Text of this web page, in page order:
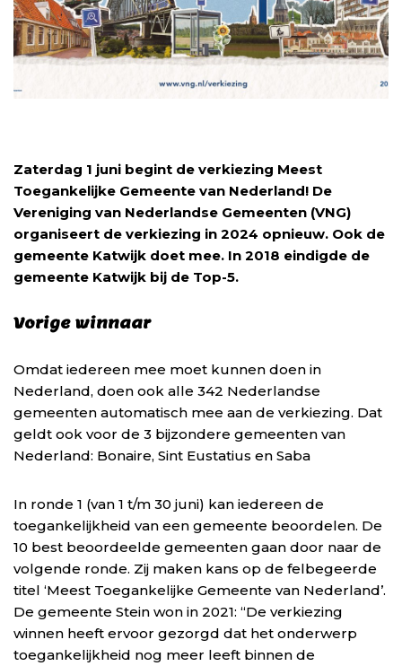
Zaterdag 1 juni begint de verkiezing Meest
Toegankelijke Gemeente van Nederland! De
Vereniging van Nederlandse Gemeenten (VNG)
organiseert de verkiezing in 2024 opnieuw. Ook de
gemeente Katwijk doet mee. In 2018 eindigde de
gemeente Katwijk bij de Top-5.
Vorige winnaar
Omdat iedereen mee moet kunnen doen in
Nederland, doen ook alle 342 Nederlandse
gemeenten automatisch mee aan de verkiezing. Dat
geldt ook voor de 3 bijzondere gemeenten van
Nederland: Bonaire, Sint Eustatius en Saba
In ronde 1 (van 1 t/m 30 juni) kan iedereen de
toegankelijkheid van een gemeente beoordelen. De
10 best beoordeelde gemeenten gaan door naar de
volgende ronde. Zij maken kans op de felbegeerde
titel ‘Meest Toegankelijke Gemeente van Nederland’.
De gemeente Stein won in 2021: “De verkiezing
winnen heeft ervoor gezorgd dat het onderwerp
toegankelijkheid nog meer leeft binnen de